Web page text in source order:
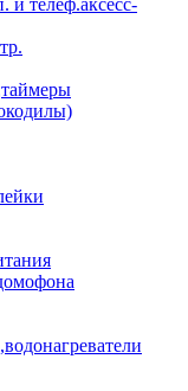
и телеф.аксесс-